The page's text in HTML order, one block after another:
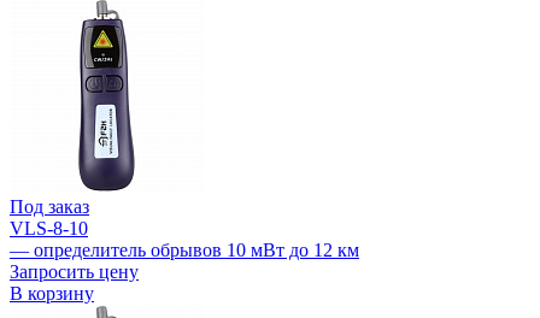
Под заказ
VLS-8-10
— определитель обрывов 10 мВт до 12 км
Запросить цену
В корзину